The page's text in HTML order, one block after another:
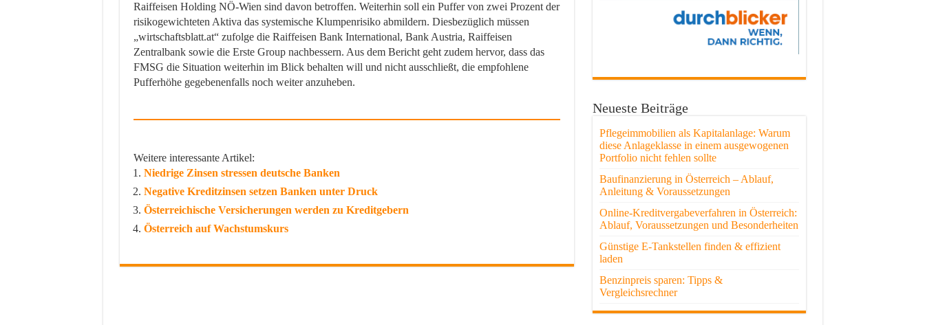
Raiffeisen Holding NÖ-Wien sind davon betroffen. Weiterhin soll ein Puffer von zwei Prozent der
risikogewichteten Aktiva das systemische Klumpenrisiko abmildern. Diesbezüglich müssen
„wirtschaftsblatt.at“ zufolge die Raiffeisen Bank International, Bank Austria, Raiffeisen
Zentralbank sowie die Erste Group nachbessern. Aus dem Bericht geht zudem hervor, dass das
FMSG die Situation weiterhin im Blick behalten will und nicht ausschließt, die empfohlene
Pufferhöhe gegebenenfalls noch weiter anzuheben.
Weitere interessante Artikel:
Niedrige Zinsen stressen deutsche Banken
Negative Kreditzinsen setzen Banken unter Druck
Österreichische Versicherungen werden zu Kreditgebern
Österreich auf Wachstumskurs
Neueste Beiträge
Pflegeimmobilien als Kapitalanlage: Warum
diese Anlageklasse in einem ausgewogenen
Portfolio nicht fehlen sollte
Baufinanzierung in Österreich – Ablauf,
Anleitung & Voraussetzungen
Online-Kreditvergabeverfahren in Österreich:
Ablauf, Voraussetzungen und Besonderheiten
Günstige E-Tankstellen finden & effizient
laden
Benzinpreis sparen: Tipps &
Vergleichsrechner